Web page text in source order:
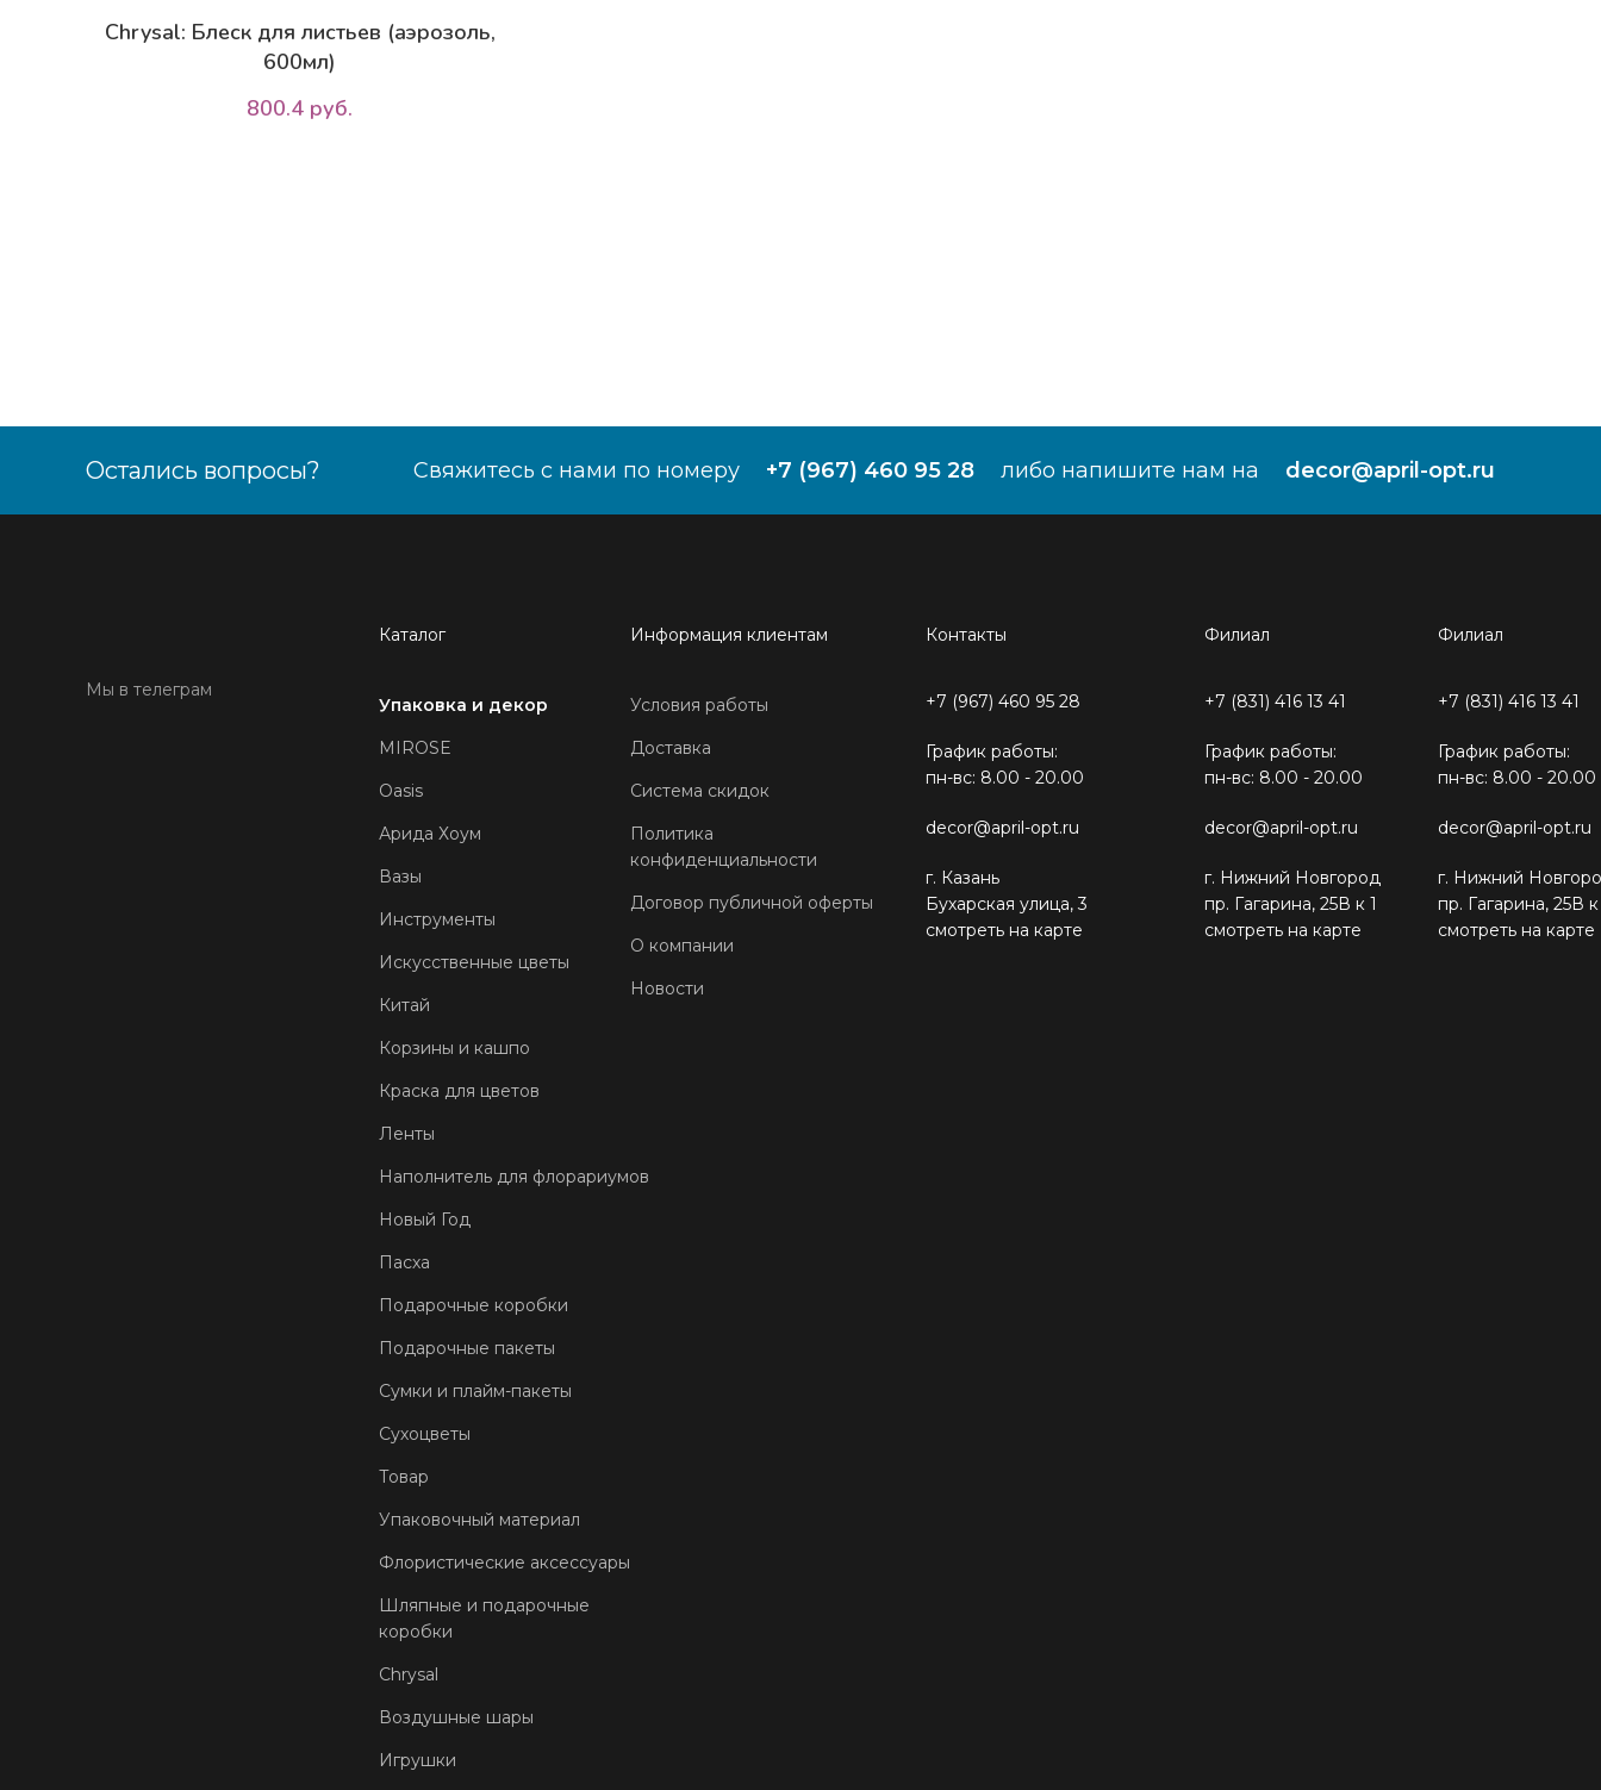
Chrysal: Блеск для листьев (аэрозоль,
600мл)
800.4 руб.
Остались вопросы? Свяжитесь с нами по номеру +7 (967) 460 95 28 либо напишите нам на decor@april-opt.ru
Мы в телеграм
Каталог
Упаковка и декор
MIROSE
Oasis
Арида Хоум
Вазы
Инструменты
Искусственные цветы
Китай
Корзины и кашпо
Краска для цветов
Ленты
Наполнитель для флорариумов
Новый Год
Пасха
Подарочные коробки
Подарочные пакеты
Сумки и плайм-пакеты
Сухоцветы
Товар
Упаковочный материал
Флористические аксессуары
Шляпные и подарочные
коробки
Chrysal
Воздушные шары
Игрушки
Информация клиентам
Условия работы
Доставка
Система скидок
Политика
конфиденциальности
Договор публичной оферты
О компании
Новости
Контакты
+7 (967) 460 95 28
График работы:
пн-вс: 8.00 - 20.00
decor@april-opt.ru
г. Казань
Бухарская улица, 3
смотреть на карте
Филиал
+7 (831) 416 13 41
График работы:
пн-вс: 8.00 - 20.00
decor@april-opt.ru
г. Нижний Новгород
пр. Гагарина, 25В к 1
смотреть на карте
Филиал
+7 (831) 416 13 41
График работы:
пн-вс: 8.00 - 20.00
decor@april-opt.ru
г. Нижний
пр. Гагарина, 25В к
смотреть на карте